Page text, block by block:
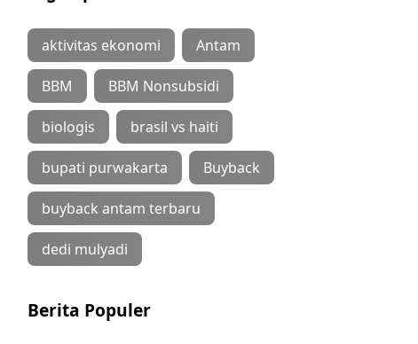
aktivitas ekonomi Antam
BBM BBM Nonsubsidi
biologis brasil vs haiti
bupati purwakarta Buyback
buyback antam terbaru
dedi mulyadi
Berita Populer